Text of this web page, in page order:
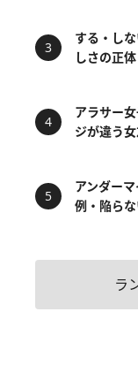
する・し
しさの正
アラサー
ジが違う
アンダー
例・陥ら
ラ